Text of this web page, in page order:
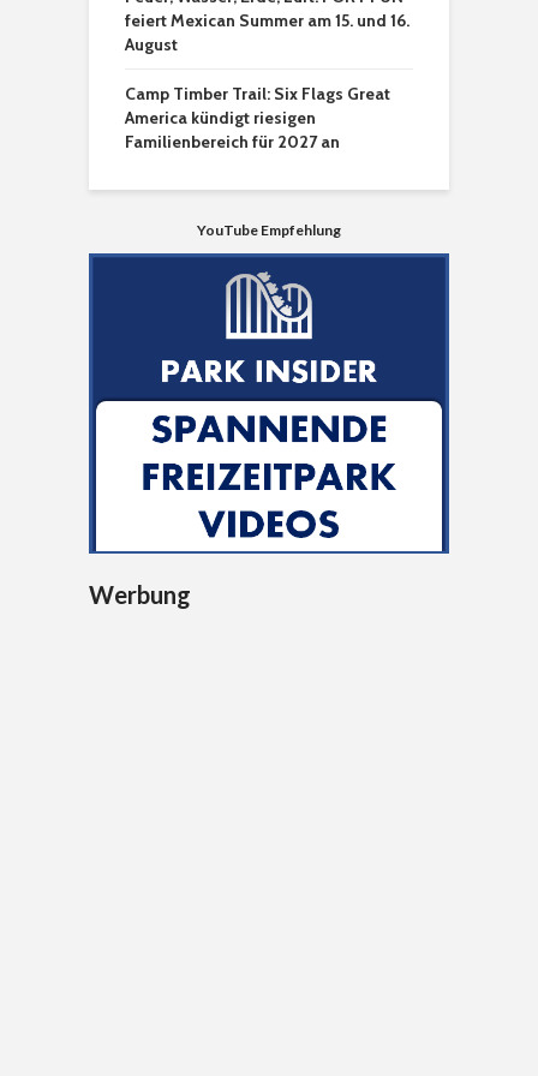
feiert Mexican Summer am 15. und 16.
August
Camp Timber Trail: Six Flags Great
America kündigt riesigen
Familienbereich für 2027 an
YouTube Empfehlung
Werbung